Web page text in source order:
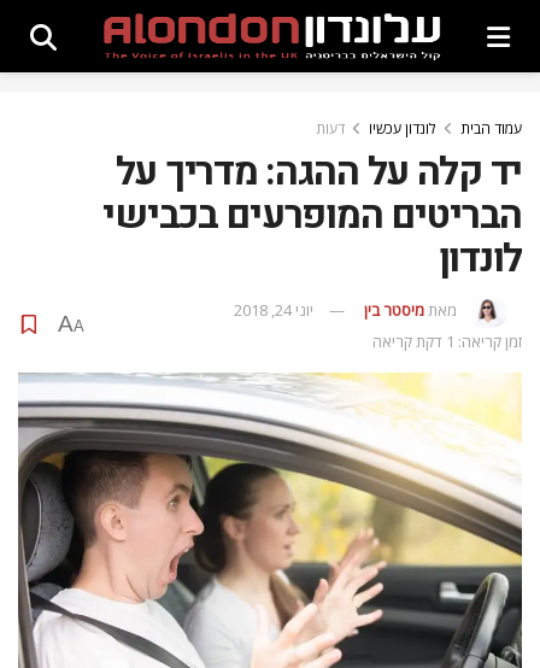
עמוד הבית לונדון עכשיו דעות
יד קלה על ההגה: מדריך על
הבריטים המופרעים בכבישי
לונדון
מאתמיסטר בין
יוני 24, 2018
זמן קריאה: 1 דקת קריאה
A
A